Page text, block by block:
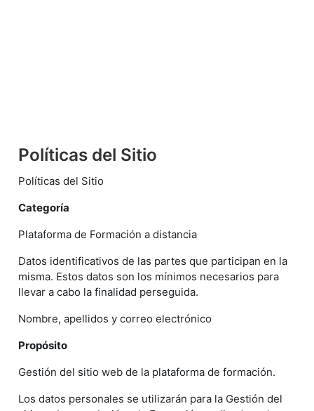
Políticas del Sitio
Políticas del Sitio
Categoría
Plataforma de Formación a distancia
Datos identificativos de las partes que participan en la
misma. Estos datos son los mínimos necesarios para
llevar a cabo la finalidad perseguida.
Nombre, apellidos y correo electrónico
Propósito
Gestión del sitio web de la plataforma de formación.
Los datos personales se utilizarán para la Gestión del